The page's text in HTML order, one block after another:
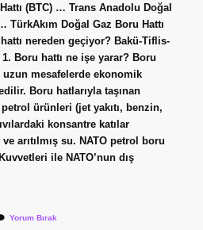
(BTC) … Trans Anadolu Doğal
TürkAkım Doğal Gaz Boru Hattı
nereden geçiyor? Bakü-Tiflis-
Boru hattı ne işe yarar? Boru
uzun mesafelerde ekonomik
Boru hatlarıyla taşınan
ürünleri (jet yakıtı, benzin,
konsantre katılar
arıtılmış su. NATO petrol boru
ile NATO’nun dış
Yorum Bırak